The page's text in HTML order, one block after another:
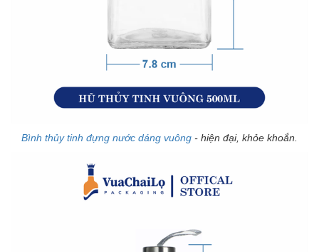
Bình thủy tinh đựng nước dáng vuông - hiện đại, khỏe khoắn.